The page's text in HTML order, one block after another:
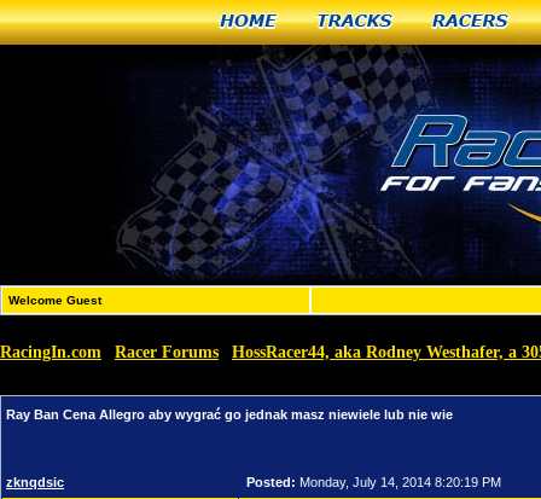
Home Tracks Racers
Welcome Guest
RacingIn.com Racer Forums HossRacer44, aka Rodney Westhafer, a
Ray Ban Cena Allegro aby wygrać go jednak masz niewiele lub nie wie
zknqdsic Posted: Monday, July 14, 2014 8:20:19 PM